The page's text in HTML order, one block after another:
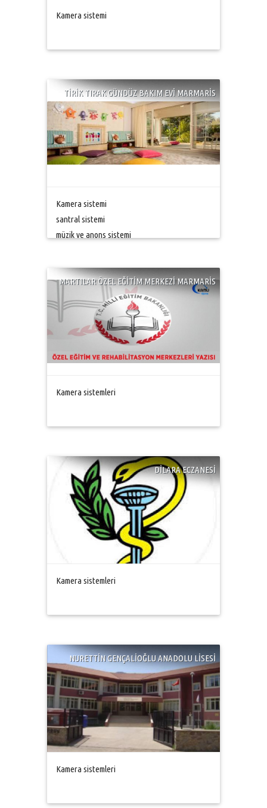
Kamera sistemi
TİRİK TIRAK GÜNDÜZ BAKIM EVİ MARMARİS
Kamera sistemi
santral sistemi
müzik ve anons sistemi
MARTILAR ÖZEL EĞİTİM MERKEZİ MARMARİS
Kamera sistemleri
DİLARA ECZANESİ
Kamera sistemleri
NURETTİN GENÇALİOĞLU ANADOLU LİSESİ
Kamera sistemleri